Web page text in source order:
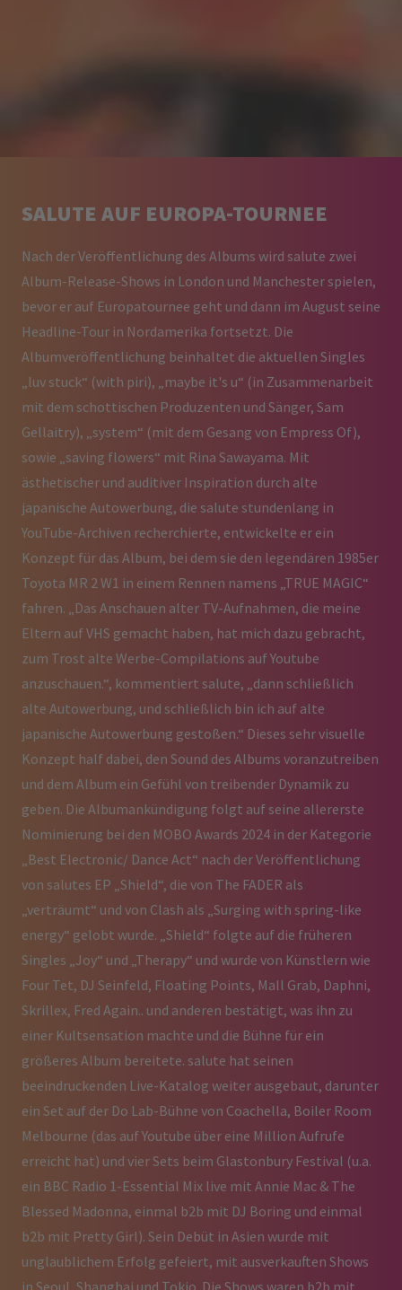
SALUTE AUF EUROPA-TOURNEE
Nach der Veröffentlichung des Albums wird salute zwei
Album-Release-Shows in London und Manchester spielen,
bevor er auf Europatournee geht und dann im August seine
Headline-Tour in Nordamerika fortsetzt. Die
Albumveröffentlichung beinhaltet die aktuellen Singles
„luv stuck“ (with piri), „maybe it's u“ (in Zusammenarbeit
mit dem schottischen Produzenten und Sänger, Sam
Gellaitry), „system“ (mit dem Gesang von Empress Of),
sowie „saving flowers“ mit Rina Sawayama. Mit
ästhetischer und auditiver Inspiration durch alte
japanische Autowerbung, die salute stundenlang in
YouTube-Archiven recherchierte, entwickelte er ein
Konzept für das Album, bei dem sie den legendären 1985er
Toyota MR 2 W1 in einem Rennen namens „TRUE MAGIC“
fahren. „Das Anschauen alter TV-Aufnahmen, die meine
Eltern auf VHS gemacht haben, hat mich dazu gebracht,
zum Trost alte Werbe-Compilations auf Youtube
anzuschauen.“, kommentiert salute, „dann schließlich
alte Autowerbung, und schließlich bin ich auf alte
japanische Autowerbung gestoßen.“ Dieses sehr visuelle
Konzept half dabei, den Sound des Albums voranzutreiben
und dem Album ein Gefühl von treibender Dynamik zu
geben. Die Albumankündigung folgt auf seine allererste
Nominierung bei den MOBO Awards 2024 in der Kategorie
„Best Electronic/ Dance Act“ nach der Veröffentlichung
von salutes EP „Shield“, die von The FADER als
„verträumt“ und von Clash als „Surging with spring-like
energy“ gelobt wurde. „Shield“ folgte auf die früheren
Singles „Joy“ und „Therapy“ und wurde von Künstlern wie
Four Tet, DJ Seinfeld, Floating Points, Mall Grab, Daphni,
Skrillex, Fred Again.. und anderen bestätigt, was ihn zu
einer Kultsensation machte und die Bühne für ein
größeres Album bereitete. salute hat seinen
beeindruckenden Live-Katalog weiter ausgebaut, darunter
ein Set auf der Do Lab-Bühne von Coachella, Boiler Room
Melbourne (das auf Youtube über eine Million Aufrufe
erreicht hat) und vier Sets beim Glastonbury Festival (u.a.
ein BBC Radio 1-Essential Mix live mit Annie Mac & The
Blessed Madonna, einmal b2b mit DJ Boring und einmal
b2b mit Pretty Girl). Sein Debüt in Asien wurde mit
unglaublichem Erfolg gefeiert, mit ausverkauften Shows
in Seoul, Shanghai und Tokio. Die Shows waren b2b mit